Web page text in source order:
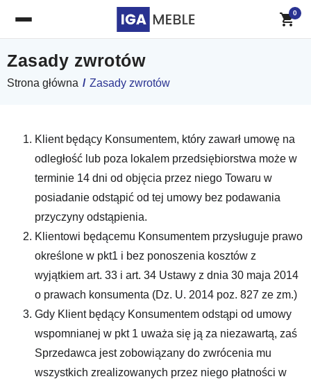
Zasady zwrotów
Strona główna / Zasady zwrotów
Klient będący Konsumentem, który zawarł umowę na
odległość lub poza lokalem przedsiębiorstwa może w
terminie 14 dni od objęcia przez niego Towaru w
posiadanie odstąpić od tej umowy bez podawania
przyczyny odstąpienia.
Klientowi będącemu Konsumentem przysługuje prawo
określone w pkt1 i bez ponoszenia kosztów z
wyjątkiem art. 33 i art. 34 Ustawy z dnia 30 maja 2014
o prawach konsumenta (Dz. U. 2014 poz. 827 ze zm.)
Gdy Klient będący Konsumentem odstąpi od umowy
wspomnianej w pkt 1 uważa się ją za niezawartą, zaś
Sprzedawca jest zobowiązany do zwrócenia mu
wszystkich zrealizowanych przez niego płatności w
0